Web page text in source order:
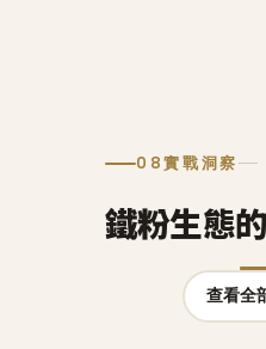
08實戰洞察
鐵粉生態的
查看全